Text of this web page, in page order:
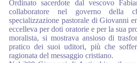
Ordinato sacerdote dal vescovo
collaboratore nel governo della
specializzazione pastorale di Giovanni
eccelleva per doti oratorie e per la sua
moralista, si mostrava ansioso di
pratico dei suoi uditori, più che
ragionata del messaggio cristiano.